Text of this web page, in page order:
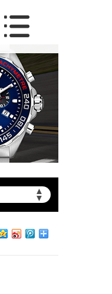
▲
▼
）
北京市朝阳区建国门外大街甲6号华熙国际中心写字楼D座11层1102室（需提前预约）